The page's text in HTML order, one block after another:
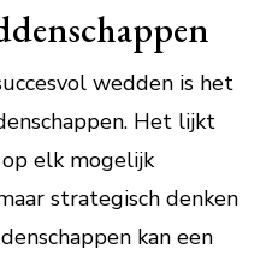
wedden is het
Het lijkt
elk mogelijk
strategisch denken
kan een